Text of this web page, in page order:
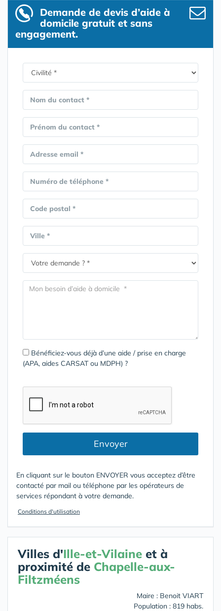
Demande de devis d’aide à
domicile gratuit et sans
engagement.
Nom du contact *
Prénom du contact *
Adresse email *
Numéro de téléphone *
Code postal *
Ville *
Bénéficiez-vous déjà d’une aide / prise en charge
(APA, aides CARSAT ou MDPH) ?
Envoyer
En cliquant sur le bouton ENVOYER vous acceptez d’être
contacté par mail ou téléphone par les opérateurs de
services répondant à votre demande.
Conditions d'utilisation
Villes d'Ille-et-Vilaine et à
proximité de Chapelle-aux-
Filtzméens
Maire : Benoit VIART
Population : 819 habs.